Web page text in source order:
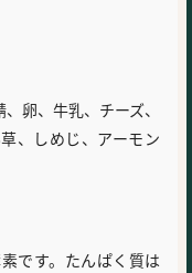
卵、牛乳、チーズ、
、しめじ、アーモン
です。たんぱく質は